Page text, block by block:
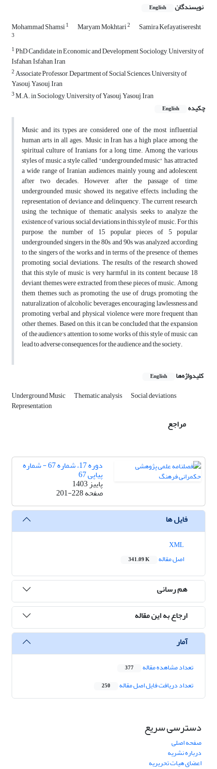
نویسندگان English
Mohammad Shamsi1 Maryam Mokhtari2 Samira Kefayatiseresht
3
1PhD Candidate in Economic and Development Sociology, University of
Isfahan, Isfahan, Iran
2Associate Professor, Department of Social Sciences, University of
Yasouj, Yasouj, Iran
3M.A. in Sociology, University of Yasouj, Yasouj, Iran
چکیده
English
Music and its types are considered one of the most influential
human arts in all ages. Music in Iran has a high place among the
spiritual culture of Iranians for a long time. Among the various
styles of music, a style called "undergrounded music" has attracted
a wide range of Iranian audiences, mainly young and adolescent,
after two decades. However, after the passage of time,
undergrounded music showed its negative effects, including the
representation of deviance and delinquency. The current research,
using the technique of thematic analysis, seeks to analyze the
existence of various social deviations in this style of music. For this
purpose, the number of 15 popular pieces of 5 popular
undergrounded singers in the 80s and 90s was analyzed according
to the singers of the works and in terms of the presence of themes
promoting social deviations. The results of the research showed
that this style of music is very harmful in its content, because 18
deviant themes were extracted from these pieces of music. Among
them themes such as promoting the use of drugs, promoting the
naturalization of alcoholic beverages, encouraging lawlessness and
promoting verbal and physical violence were more frequent than
other themes. Based on this, it can be concluded that the expansion
of the audience's attention to some works of this style of music can
lead to adverse consequences for the audience and the society.
کلیدواژه‌ها English
Underground Music Thematic analysis Social deviations
Representation
مراجع
دوره 17، شماره 67 - شماره
پیاپی 67
پاییز 1403
صفحه201-228
فایل ها
اصل مقاله
341.09 K
هم رسانی
ارجاع به این مقاله
آمار
تعداد مشاهده مقاله 377
تعداد دریافت فایل اصل مقاله 250
دسترسی سریع
صفحه اصلی
درباره نشریه
اعضای هیات تحریریه